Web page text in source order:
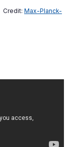
Credit: Max-Planck-